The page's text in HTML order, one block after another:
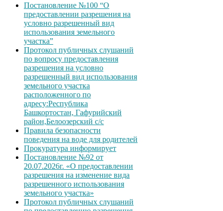
Постановление №100 “О
предоставлении разрешения на
условно разрешенный вид
использования земельного
участка”
Протокол публичных слушаний
по вопросу предоставления
разрешения на условно
разрешенный вид использования
земельного участка
расположенного по
адресу:Республика
Башкортостан, Гафурийский
район,Белоозерский с/с
Правила безопасности
поведения на воде для родителей
Прокуратура информирует
Постановление №92 от
20.07.2026г. «О предоставлении
разрешения на изменение вида
разрешенного использования
земельного участка»
Протокол публичных слушаний